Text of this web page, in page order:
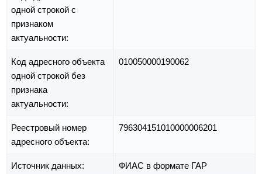
одной строкой с
признаком
актуальности:
Код адресного объекта
одной строкой без
признака
актуальности:
010050000190062
Реестровый номер
адресного объекта:
796304151010000006201
Источник данных: ФИАС в формате ГАР